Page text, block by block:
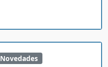
Novedades